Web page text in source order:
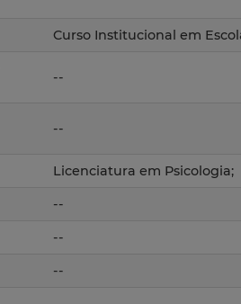
Curso Institucional em
--
--
Licenciatura em Psicologia;
--
--
--